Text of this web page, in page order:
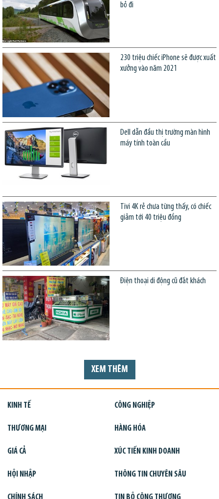
bỏ đi
230 triệu chiếc iPhone sẽ được xuất
xưởng vào năm 2021
Dell dẫn đầu thị trường màn hình
máy tính toàn cầu
Tivi 4K rẻ chưa từng thấy, có chiếc
giảm tới 40 triệu đồng
Điện thoại di động cũ đắt khách
XEM THÊM
KINH TẾ CÔNG NGHIỆP
THƯƠNG MẠI HÀNG HÓA
GIÁ CẢ XÚC TIẾN KINH DOANH
HỘI NHẬP THÔNG TIN CHUYÊN SÂU
CHÍNH SÁCH TIN BỘ CÔNG THƯƠNG